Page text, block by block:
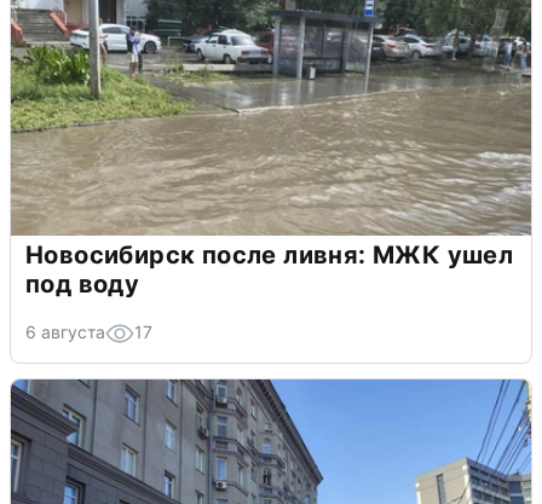
Новосибирск после ливня: МЖК ушел
под воду
6 августа 17